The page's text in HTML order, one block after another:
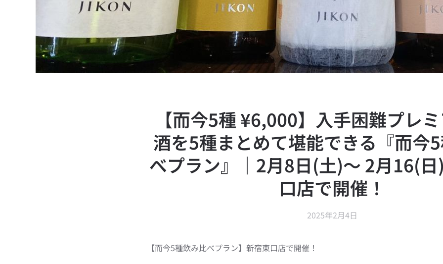
【而今5種 ¥6,000】入手困難プレ
酒を5種まとめて堪能できる『而今
べプラン』｜2月8日(土)～ 2月16(
口店で開催！
2025年2月4日
【而今5種飲み比べプラン】新宿東口店で開催！